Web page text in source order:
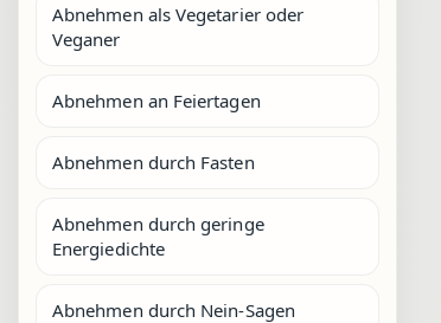
Abnehmen als Vegetarier oder
Veganer
Abnehmen an Feiertagen
Abnehmen durch Fasten
Abnehmen durch geringe
Energiedichte
Abnehmen durch Nein-Sagen